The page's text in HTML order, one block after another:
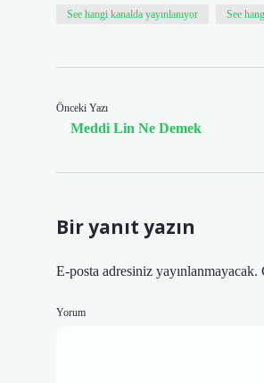
See hangi kanalda yayınlanıyor See
Önceki Yazı
Meddi Lin Ne Demek
Bir yanıt yazın
E-posta adresiniz yayınlanmayacak.
Yorum